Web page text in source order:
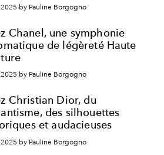
by Pauline Borgogno
Chanel, une symphonie
de légèreté Haute
by Pauline Borgogno
Christian Dior, du
des silhouettes
et audacieuses
by Pauline Borgogno